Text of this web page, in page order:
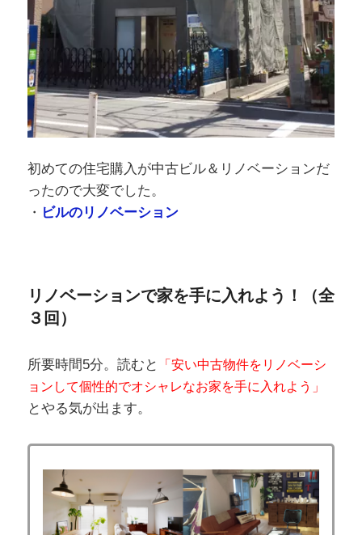
初めての住宅購入が中古ビル＆リノベーションだ
ったので大変でした。
・ ビルのリノベーション
リノベーションで家を手に入れよう！（全
３回）
所要時間5分。読むと
「安い中古物件をリノベーシ
ョンして個性的でオシャレなお家を手に入れよう」
とやる気が出ます。